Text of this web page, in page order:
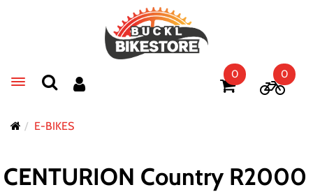
Toggle navigation
0 0
E-BIKES
CENTURION Country R2000